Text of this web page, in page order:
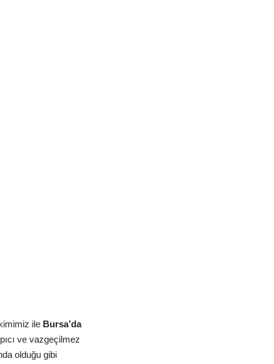
ileBursa’da
ve vazgeçilmez
olduğu gibi